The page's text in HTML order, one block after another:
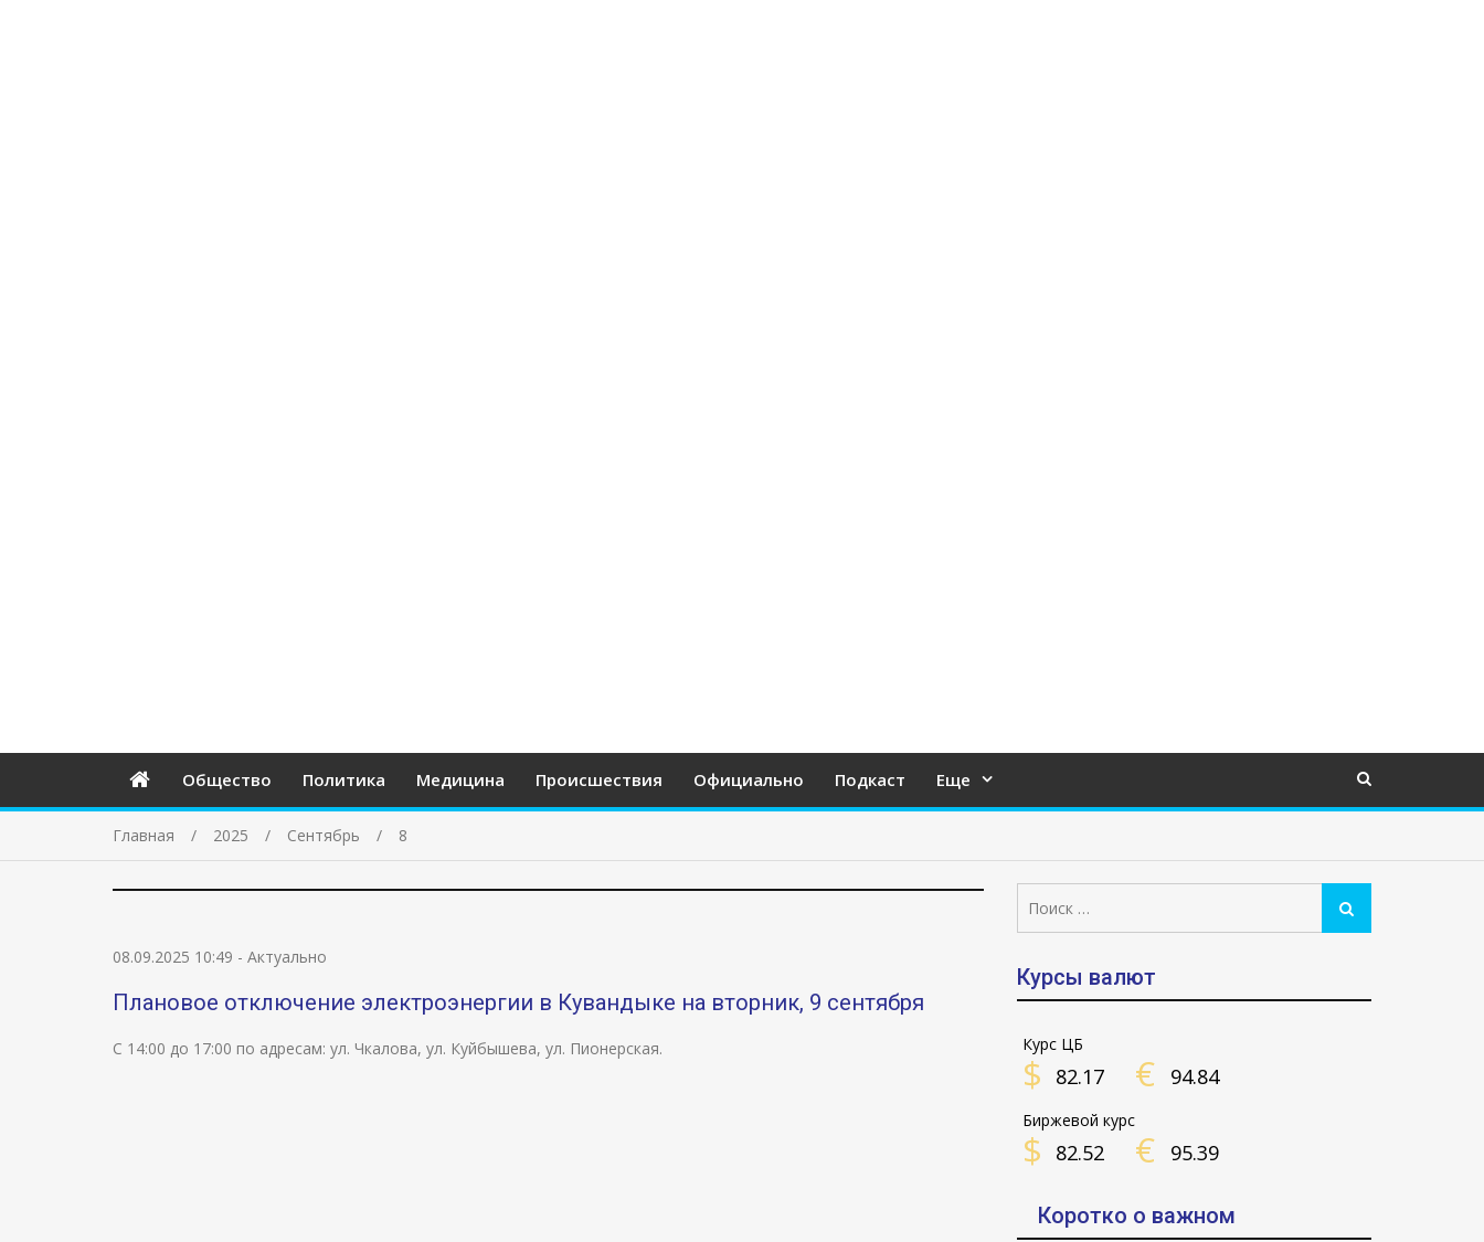
Общество Политика Медицина Происшествия Официально Подкаст Еще
Главная 2025 Сентябрь 8
08.09.2025 10:49 - Актуально
Плановое отключение электроэнергии в Кувандыке на вторник, 9 сентября
С 14:00 до 17:00 по адресам: ул. Чкалова, ул. Куйбышева, ул. Пионерская.
Поиск
Курсы валют
Курс ЦБ
$ 82.17 € 94.84
Биржевой курс
$ 82.52 € 95.39
Коротко о важном